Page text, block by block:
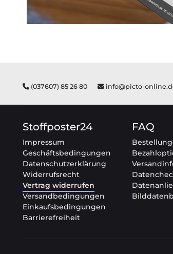
(037607) 85 26 80 info@picto-
Stoffposter24
Impressum
Geschäftsbedingungen
Datenschutzerklärung
Widerrufsrecht
Vertrag widerrufen
Versandbedingungen
Einkaufsbedingungen
Barrierefreiheit
FAQ